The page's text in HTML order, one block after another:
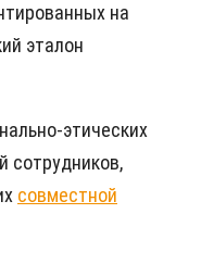
на
эталон
этических
сотрудников,
совместной